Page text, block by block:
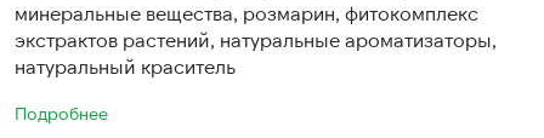
минеральные вещества, розмарин, фитокомплекс
экстрактов растений, натуральные ароматизаторы,
натуральный краситель
Подробнее